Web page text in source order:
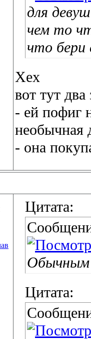
для
чем то
что бери
Хех
вот тут
- ей пофиг
необычная
- она
Цитата:
Обычным
Цитата: